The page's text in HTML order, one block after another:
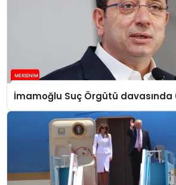
İmamoğlu Suç Örgütü davasında